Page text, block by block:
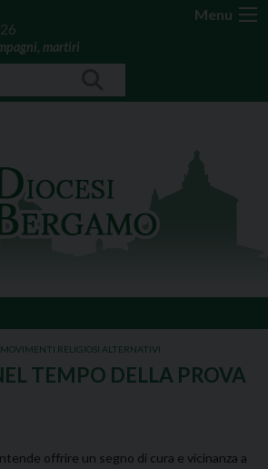
Menu
martiri
RELIGIOSI ALTERNATIVI
TEMPO DELLA PROVA
offrire un segno di cura e vicinanza a